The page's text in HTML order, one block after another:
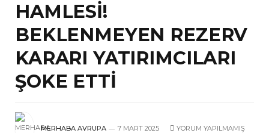
HAMLESİ!
BEKLENMEYEN REZERV
KARARI YATIRIMCILARI
ŞOKE ETTİ
MERHABA AVRUPA 7 MART 2025 YORUM YAPILMAMIŞ